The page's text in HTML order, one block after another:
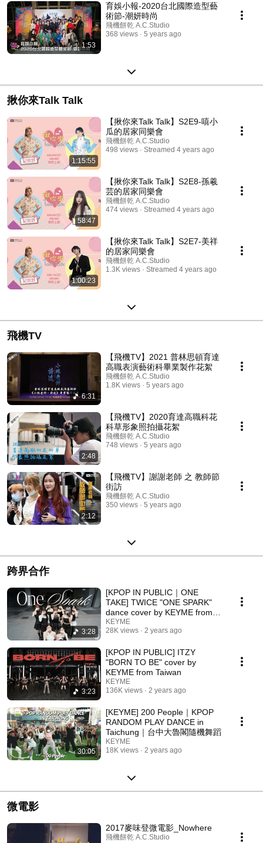
1:53
育娛小報-2020台北國際造型藝
術節-潮妍時尚
飛機餅乾 A.C.Studio
368 views
5 years ago
揪你來Talk Talk
1:15:55
【揪你來Talk Talk】S2E9-嘻小
瓜的居家同樂會
飛機餅乾 A.C.Studio
498 views
Streamed 4 years ago
58:47
【揪你來Talk Talk】S2E8-孫羲
芸的居家同樂會
飛機餅乾 A.C.Studio
474 views
Streamed 4 years ago
1:00:23
【揪你來Talk Talk】S2E7-美祥
的居家同樂會
飛機餅乾 A.C.Studio
1.3K views
Streamed 4 years ago
飛機TV
6:31
【飛機TV】2021 普林思頓育達
高職表演藝術科畢業製作花絮
飛機餅乾 A.C.Studio
1.8K views
5 years ago
2:48
【飛機TV】2020育達高職科花
科草形象照拍攝花絮
飛機餅乾 A.C.Studio
748 views
5 years ago
2:12
【飛機TV】謝謝老師 之 教師節
街訪
飛機餅乾 A.C.Studio
350 views
5 years ago
跨界合作
3:28
[KPOP IN PUBLIC｜ONE
TAKE] TWICE "ONE SPARK"
dance cover by KEYME from
Taiwan
KEYME
28K views
2 years ago
3:23
[KPOP IN PUBLIC] ITZY
"BORN TO BE" cover by
KEYME from Taiwan
KEYME
136K views
2 years ago
30:05
[KEYME] 200 People｜KPOP
RANDOM PLAY DANCE in
Taichung｜台中大魯閣隨機舞蹈
KEYME
18K views
2 years ago
微電影
2017麥味登微電影_Nowhere
飛機餅乾 A.C.Studio